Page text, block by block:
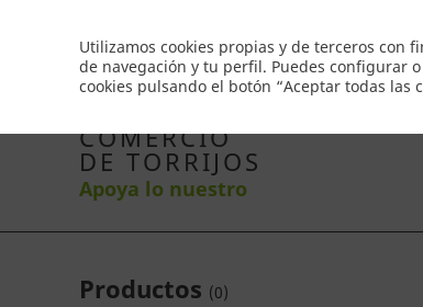
Utilizamos cookies propias y de terceros
de navegación y tu perfil. Puedes configurar
cookies pulsando el botón “Aceptar todas las
Inicio Productos Comercios
COMERCIO
DE TORRIJOS
Apoya lo nuestro
Productos (0)